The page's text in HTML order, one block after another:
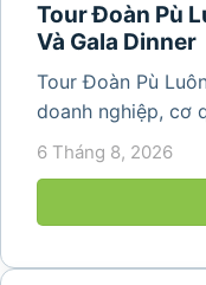
Tour Đoàn Pù
Và Gala Dinner
Tour Đoàn Pù
doanh nghiệp, cơ
hợp nghỉ dưỡng,
động gắn kết tập
nguyên sơ, không
6 Tháng 8, 2026